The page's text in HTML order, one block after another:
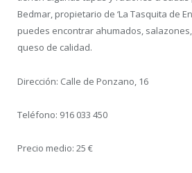
Bedmar, propietario de ‘La Tasquita de
puedes encontrar ahumados,
queso de calidad.
Dirección: Calle de Ponzano, 16
Teléfono: 916 033 450
Precio medio: 25 €